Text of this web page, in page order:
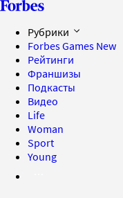
Рубрики
Forbes Games New
Рейтинги
Франшизы
Подкасты
Видео
Life
Woman
Sport
Young